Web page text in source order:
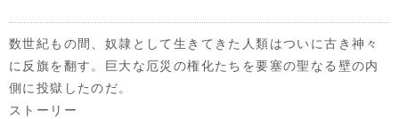
数世紀もの間、奴隷として生きてきた人類はついに古き神々
に反旗を翻す。巨大な厄災の権化たちを要塞の聖なる壁の内
側に投獄したのだ。
ストーリー